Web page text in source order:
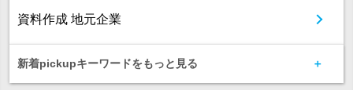
資料作成 地元企業
新着pickupキーワードをもっと見る